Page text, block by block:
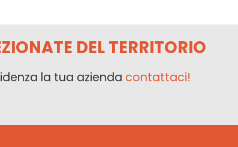
DEL TERRITORIO
la tua azienda contattaci!